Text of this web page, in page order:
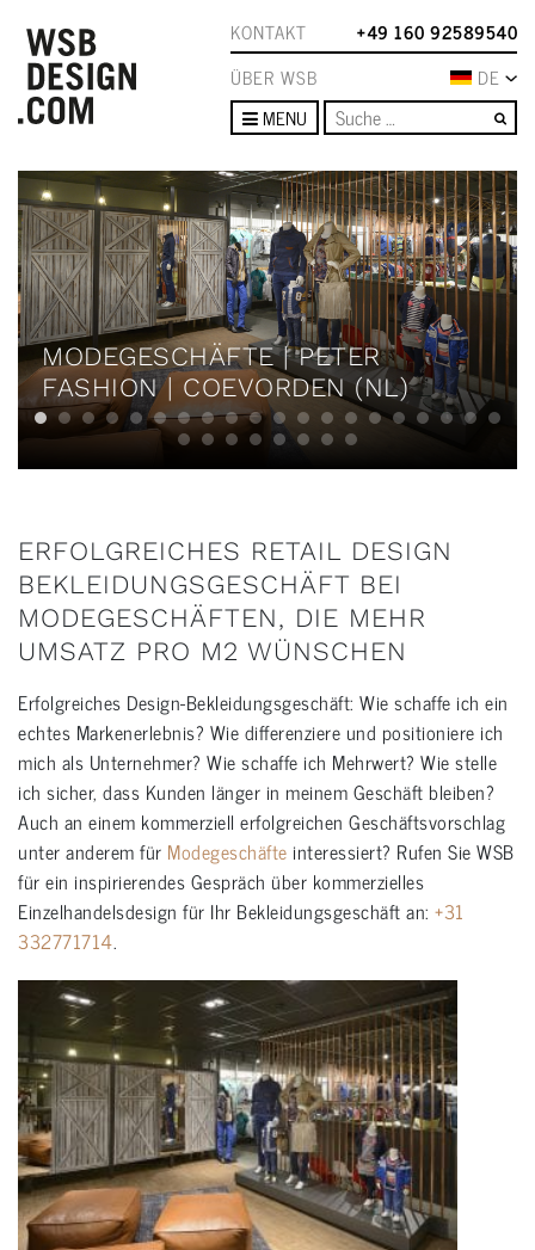
KONTAKT
+49 160 92589540
ÜBER WSB
DE
MENU
MODEGESCHÄFTE | PETER
FASHION | COEVORDEN (NL)
ERFOLGREICHES RETAIL DESIGN
BEKLEIDUNGSGESCHÄFT BEI
MODEGESCHÄFTEN, DIE MEHR
UMSATZ PRO M2 WÜNSCHEN
Erfolgreiches Design-Bekleidungsgeschäft: Wie schaffe ich ein
echtes Markenerlebnis? Wie differenziere und positioniere ich
mich als Unternehmer? Wie schaffe ich Mehrwert? Wie stelle
ich sicher, dass Kunden länger in meinem Geschäft bleiben?
Auch an einem kommerziell erfolgreichen Geschäftsvorschlag
unter anderem für Modegeschäfte interessiert? Rufen Sie WSB
für ein inspirierendes Gespräch über kommerzielles
Einzelhandelsdesign für Ihr Bekleidungsgeschäft an: +31
332771714.